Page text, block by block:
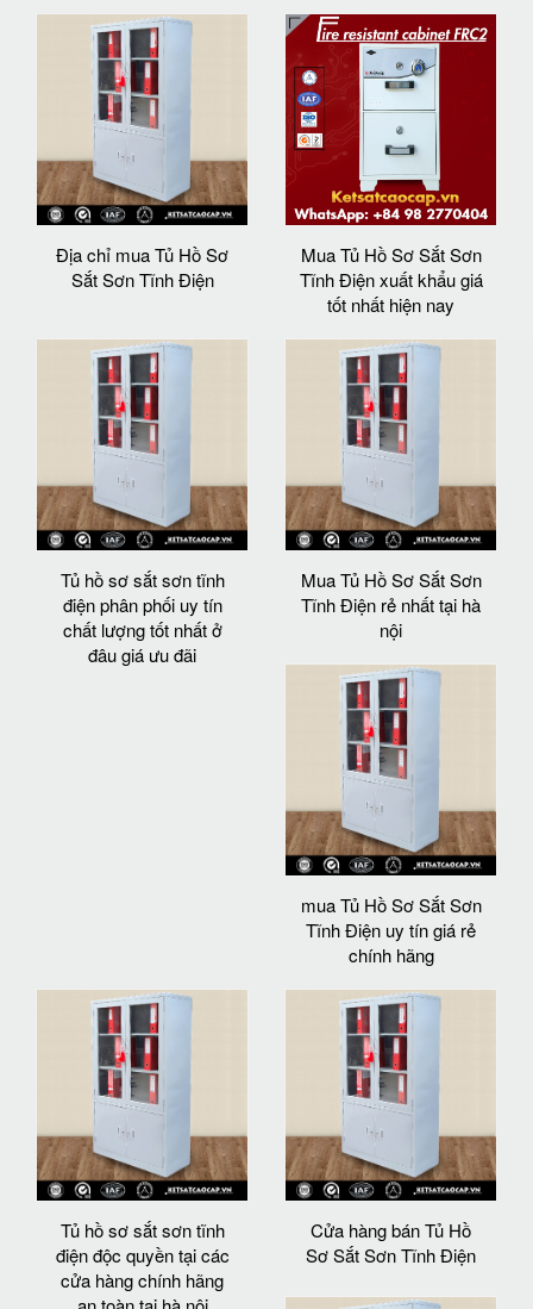
Địa chỉ mua Tủ Hồ Sơ
Sắt Sơn Tĩnh Điện
Mua Tủ Hồ Sơ Sắt Sơn
Tĩnh Điện xuất khẩu giá
tốt nhất hiện nay
Tủ hồ sơ sắt sơn tĩnh
điện phân phối uy tín
chất lượng tốt nhất ở
đâu giá ưu đãi
Mua Tủ Hồ Sơ Sắt Sơn
Tĩnh Điện rẻ nhất tại hà
nội
mua Tủ Hồ Sơ Sắt Sơn
Tĩnh Điện uy tín giá rẻ
chính hãng
Tủ hồ sơ sắt sơn tĩnh
điện độc quyền tại các
cửa hàng chính hãng
Cửa hàng bán Tủ Hồ
Sơ Sắt Sơn Tĩnh Điện